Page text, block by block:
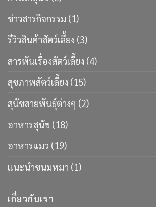
ข่าวสารกิจกรรม (1)
รีวิวสินค้าสัตว์เลี้ยง (3)
สารพันเรื่องสัตว์เลี้ยง (4)
สุขภาพสัตว์เลี้ยง (15)
สุนัขสายพันธ์ุต่างๆ (2)
อาหารสุนัข (18)
อาหารแมว (19)
แนะนำขนมหมา (1)
เกี่ยวกับเรา